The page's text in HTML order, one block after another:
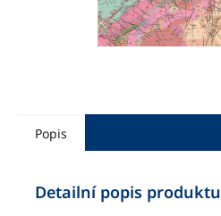
Popis
Detailní popis produktu